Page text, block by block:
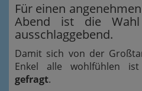
Für einen
Abend ist die
ausschlaggebend.
Damit sich von der
Enkel alle wohlfühlen ist
gefragt.